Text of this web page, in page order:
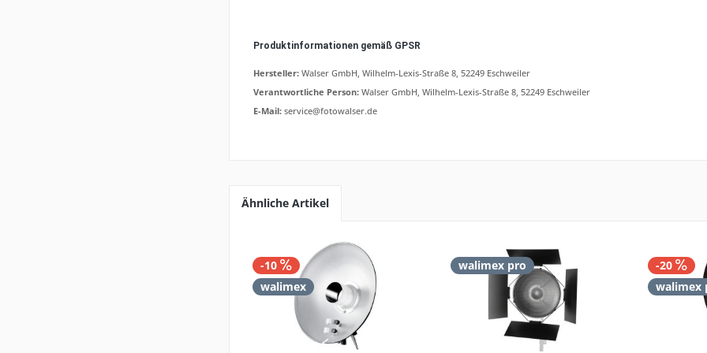
Produktinformationen gemäß GPSR
Hersteller: Walser GmbH, Wilhelm-Lexis-Straße 8, 52249 Eschweiler
Verantwortliche Person: Walser GmbH, Wilhelm-Lexis-Straße 8, 52249 Eschweiler
E-Mail: service@fotowalser.de
Ähnliche Artikel
-10
walimex
walimex pro
-20
walimex